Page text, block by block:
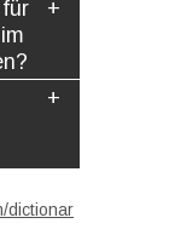
dictionar